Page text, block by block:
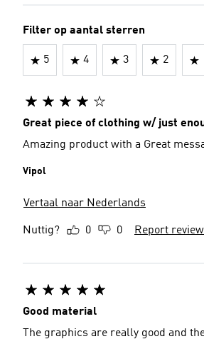
Filter op aantal sterren
5 4 3 2
Great piece of clothing w/ just
Amazing product with a Great
Vipol
Vertaal naar Nederlands
Nuttig? 0 0 Report review
Good material
The graphics are really good and